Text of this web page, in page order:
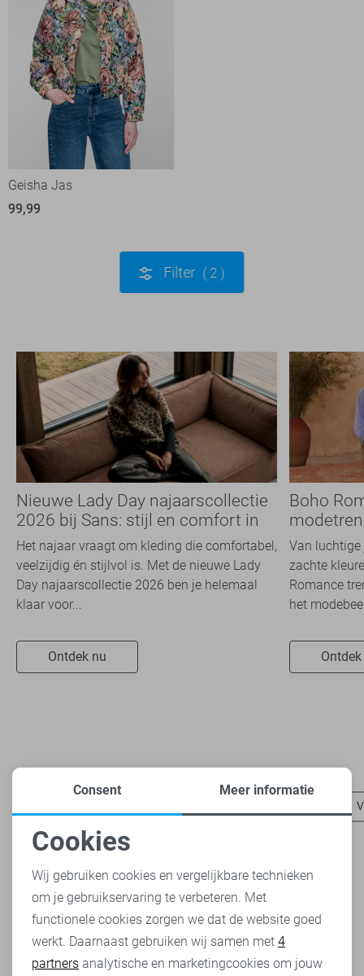
Geisha Jas
99,99
Filter 2
Nieuwe Lady Day najaarscollectie
2026 bij Sans: stijl en comfort in
travelkwaliteit
Het najaar vraagt om kleding die comfortabel,
veelzijdig én stijlvol is. Met de nieuwe Lady
Day najaarscollectie 2026 ben je helemaal
klaar voor...
Ontdek nu
Boho
overal
Van luchtige
zachte
Romance
het
Heb je dit al eens bekeken?
Noodzakelijke cookies
Personalisatie cookies
Analytische cookies
Consent Meer informatie
Cookies
Wij gebruiken cookies en vergelijkbare technieken
om je gebruikservaring te verbeteren. Met
functionele cookies zorgen we dat de website goed
werkt. Daarnaast gebruiken wij samen met 4
partners analytische en marketingcookies om jouw